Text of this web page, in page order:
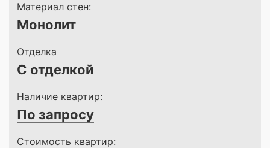
Материал стен:
Монолит
Отделка
С отделкой
Наличие квартир:
По запросу
Стоимость квартир: